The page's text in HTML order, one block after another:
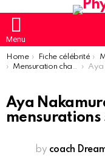
Menu
You are here:
Home Fiche célébrité
Mensuration chanteuse femme
Aya
Aya
mensurations
by coach